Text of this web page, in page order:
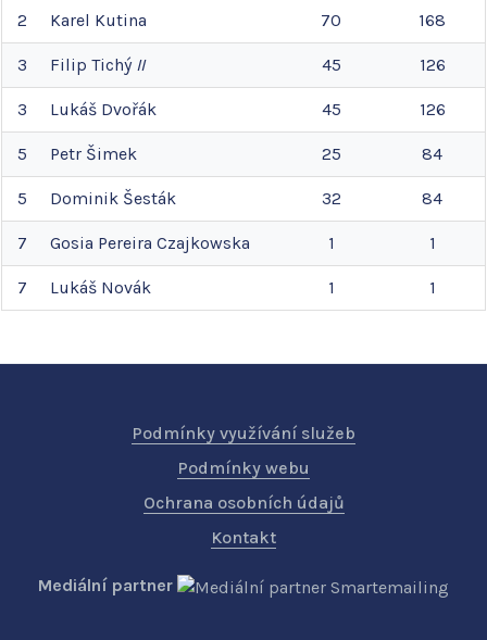
2 Karel Kutina 70 168
3 Filip Tichý II 45 126
3 Lukáš Dvořák 45 126
5 Petr Šimek 25 84
5 Dominik Šesták 32 84
7 Gosia Pereira Czajkowska 1 1
7 Lukáš Novák 1 1
Podmínky využívání služeb
Podmínky webu
Ochrana osobních údajů
Kontakt
Mediální partner